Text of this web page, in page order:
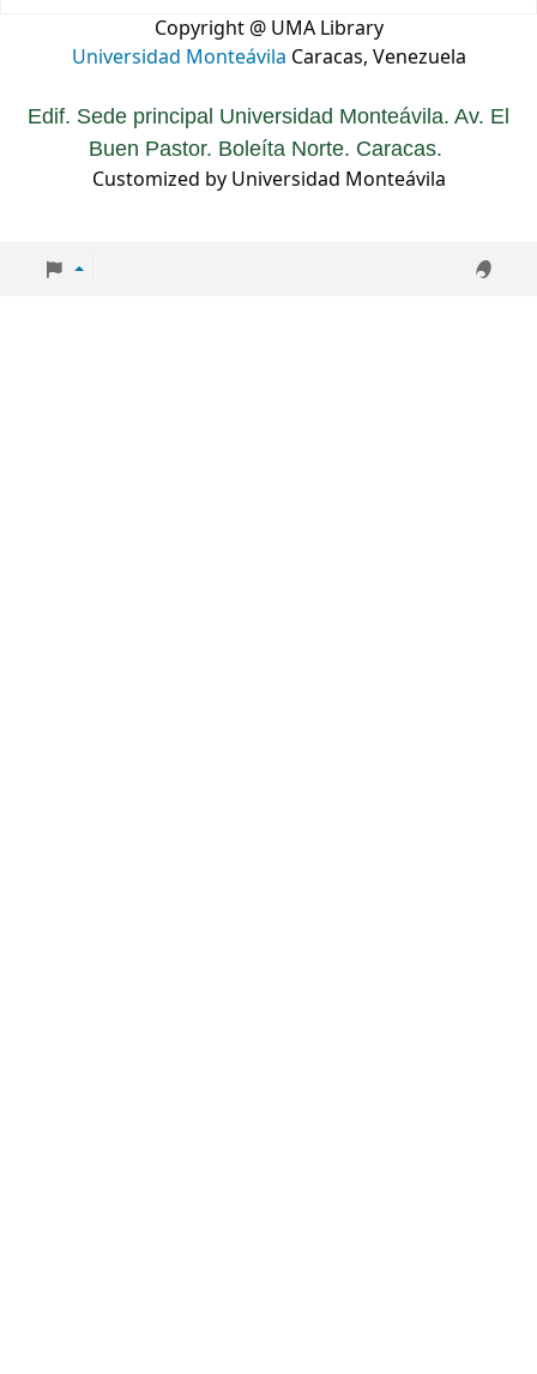
Copyright @ UMA Library
Universidad Monteávila Caracas, Venezuela
Edif. Sede principal Universidad Monteávila. Av. El
Buen Pastor. Boleíta Norte. Caracas.
Customized by Universidad Monteávila